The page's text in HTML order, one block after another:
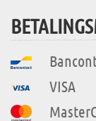
VISA